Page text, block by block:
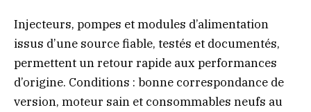
Injecteurs, pompes et modules d’alimentation
issus d’une source fiable, testés et documentés,
permettent un retour rapide aux performances
d’origine. Conditions : bonne correspondance de
version, moteur sain et consommables neufs au